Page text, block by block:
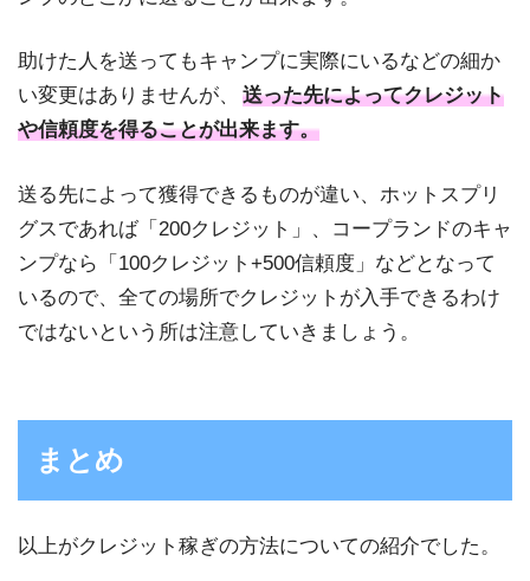
助けた人を送ってもキャンプに実際にいるなどの細か
い変更はありませんが、
送った先によってクレジット
や信頼度を得ることが出来ます。
送る先によって獲得できるものが違い、ホットスプリ
グスであれば「200クレジット」、コープランドのキャ
ンプなら「100クレジット+500信頼度」などとなって
いるので、全ての場所でクレジットが入手できるわけ
ではないという所は注意していきましょう。
まとめ
以上がクレジット稼ぎの方法についての紹介でした。